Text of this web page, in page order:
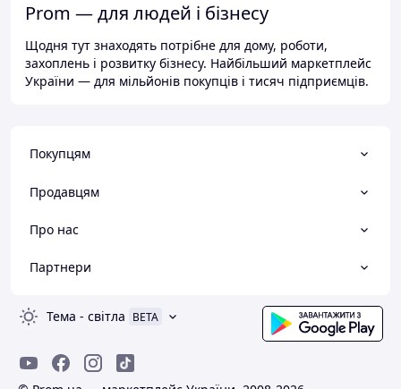
Prom — для людей і бізнесу
Щодня тут знаходять потрібне для дому, роботи,
захоплень і розвитку бізнесу. Найбільший маркетплейс
України — для мільйонів покупців і тисяч підприємців.
Покупцям
Продавцям
Про нас
Партнери
Тема - світла BETA